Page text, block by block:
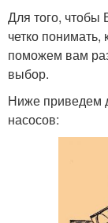
Для того, чтобы
четко
поможем вам
выбор.
Ниже приведем
насосов: